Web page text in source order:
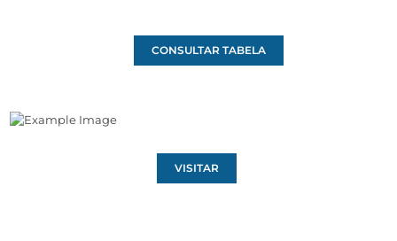
CONSULTAR TABELA
VISITAR